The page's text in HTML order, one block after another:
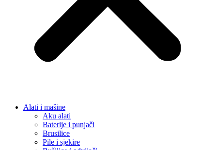
Alati i mašine
Aku alati
Baterije i punjači
Brusilice
Pile i sjekire